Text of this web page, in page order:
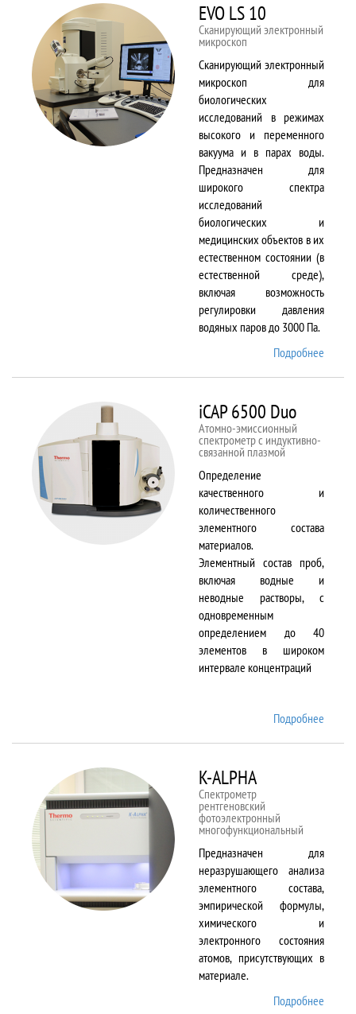
EVO LS 10
Сканирующий электронный
микроскоп
Сканирующий электронный
микроскоп для
биологических
исследований в режимах
высокого и переменного
вакуума и в парах воды.
Предназначен для
широкого спектра
исследований
биологических и
медицинских объектов в их
естественном состоянии (в
естественной среде),
включая возможность
регулировки давления
водяных паров до 3000 Па.
Подробнее
iCAP 6500 Duo
Атомно-эмиссионный
спектрометр с индуктивно-
связанной плазмой
Определение
качественного и
количественного
элементного состава
материалов.
Элементный состав проб,
включая водные и
неводные растворы, с
одновременным
определением до 40
элементов в широком
интервале концентраций
Подробнее
K-ALPHA
Спектрометр
рентгеновский
фотоэлектронный
многофункциональный
Предназначен для
неразрушающего анализа
элементного состава,
эмпирической формулы,
химического и
электронного состояния
атомов, присутствующих в
материале.
Подробнее